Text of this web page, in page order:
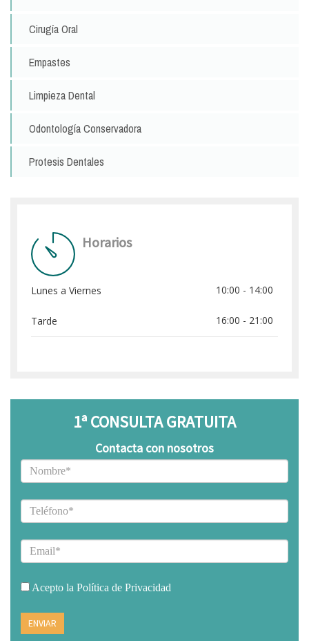
Cirugía Oral
Empastes
Limpieza Dental
Odontología Conservadora
Protesis Dentales
Horarios
10:00 - 14:00
Lunes a Viernes
16:00 - 21:00
Tarde
1ª CONSULTA GRATUITA
Contacta con nosotros
Acepto la Política de Privacidad